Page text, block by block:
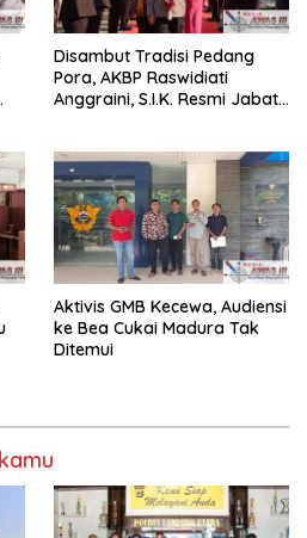
Disambut Tradisi Pedang
Pora, AKBP Raswidiati
Anggraini, S.I.K. Resmi Jabat
Aktivis GMB Kecewa, Audiensi
ke Bea Cukai Madura Tak
Ditemui